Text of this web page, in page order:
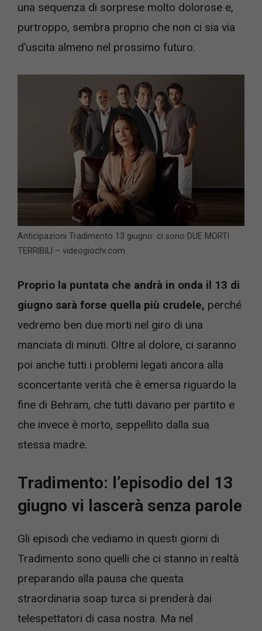
una sequenza di sorprese molto dolorose e,
purtroppo, sembra proprio che non ci sia via
d’uscita almeno nel prossimo futuro.
Anticipazioni Tradimento 13 giugno: ci sono DUE MORTI
TERRIBILI – videogiochi.com
Proprio la puntata che andrà in onda il 13 di
giugno sarà forse quella più crudele, perché
vedremo ben due morti nel giro di una
manciata di minuti. Oltre al dolore, ci saranno
poi anche tutti i problemi legati ancora alla
sconcertante verità che è emersa riguardo la
fine di Behram, che tutti davano per partito e
che invece è morto, seppellito dalla sua
stessa madre.
Tradimento: l’episodio del 13
giugno vi lascerà senza parole
Gli episodi che vediamo in questi giorni di
Tradimento sono quelli che ci stanno in realtà
preparando alla pausa che questa
straordinaria soap turca si prenderà dai
telespettatori di casa nostra. Ma nel